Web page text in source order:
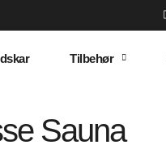
Tilbehør
Sauna